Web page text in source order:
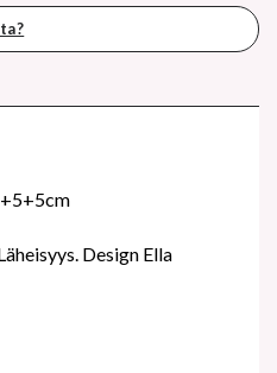
Design Ella